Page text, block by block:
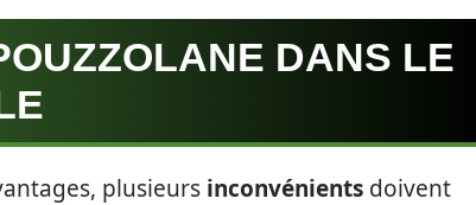
DANS LE
plusieurs inconvénients doivent